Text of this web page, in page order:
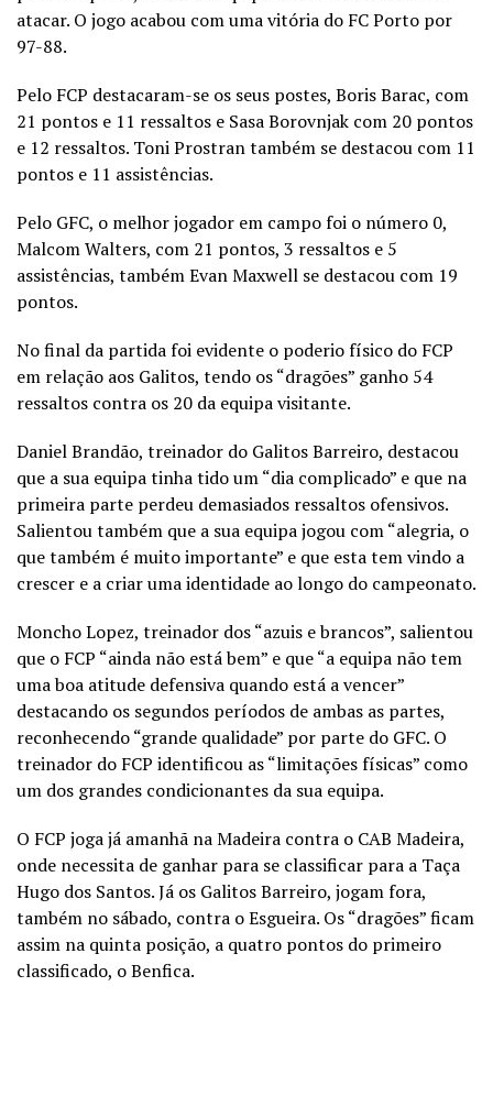
atacar. O jogo acabou com uma vitória do FC Porto por
97-88.
Pelo FCP destacaram-se os seus postes, Boris Barac, com
21 pontos e 11 ressaltos e Sasa Borovnjak com 20 pontos
e 12 ressaltos. Toni Prostran também se destacou com 11
pontos e 11 assistências.
Pelo GFC, o melhor jogador em campo foi o número 0,
Malcom Walters, com 21 pontos, 3 ressaltos e 5
assistências, também Evan Maxwell se destacou com 19
pontos.
No final da partida foi evidente o poderio físico do FCP
em relação aos Galitos, tendo os “dragões” ganho 54
ressaltos contra os 20 da equipa visitante.
Daniel Brandão, treinador do Galitos Barreiro, destacou
que a sua equipa tinha tido um “dia complicado” e que na
primeira parte perdeu demasiados ressaltos ofensivos.
Salientou também que a sua equipa jogou com “alegria, o
que também é muito importante” e que esta tem vindo a
crescer e a criar uma identidade ao longo do campeonato.
Moncho Lopez, treinador dos “azuis e brancos”, salientou
que o FCP “ainda não está bem” e que “a equipa não tem
uma boa atitude defensiva quando está a vencer”
destacando os segundos períodos de ambas as partes,
reconhecendo “grande qualidade” por parte do GFC. O
treinador do FCP identificou as “limitações físicas” como
um dos grandes condicionantes da sua equipa.
O FCP joga já amanhã na Madeira contra o CAB Madeira,
onde necessita de ganhar para se classificar para a Taça
Hugo dos Santos. Já os Galitos Barreiro, jogam fora,
também no sábado, contra o Esgueira. Os “dragões” ficam
assim na quinta posição, a quatro pontos do primeiro
classificado, o Benfica.